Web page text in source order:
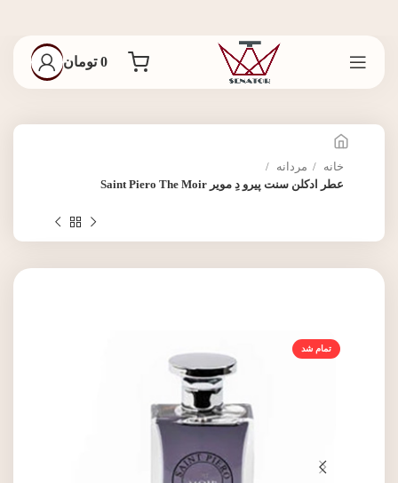
0 تومان
خانه
مردانه
عطر ادکلن سنت پیرو دِ مویر Saint Piero The Moir
تمام شد